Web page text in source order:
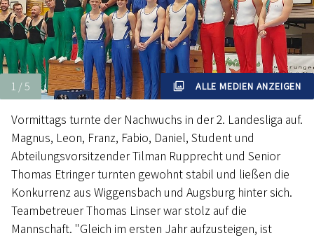
ALLE MEDIEN ANZEIGEN
Vormittags turnte der Nachwuchs in der 2. Landesliga auf.
Magnus, Leon, Franz, Fabio, Daniel, Student und
Abteilungsvorsitzender Tilman Rupprecht und Senior
Thomas Etringer turnten gewohnt stabil und ließen die
Konkurrenz aus Wiggensbach und Augsburg hinter sich.
Teambetreuer Thomas Linser war stolz auf die
Mannschaft. "Gleich im ersten Jahr aufzusteigen, ist